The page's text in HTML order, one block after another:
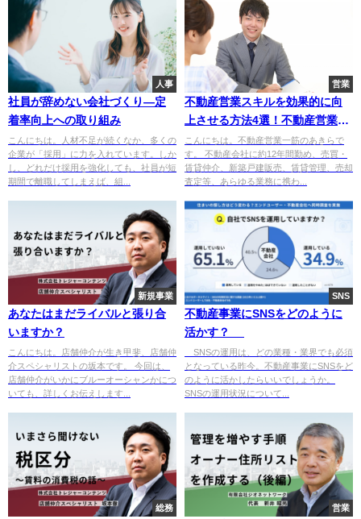
人事
社員が辞めない会社づくり—定
着率向上への取り組み
こんにちは。人材不足が続くなか、多くの
企業が「採用」に力を入れています。しか
し、どれだけ採用を強化しても、社員が短
期間で離職してしまえば、組...
営業
不動産営業スキルを効果的に向
上させる方法4選！不動産営業歴
12年の元営業マンが解説します
こんにちは。不動産営業一筋のあきらで
す。 不動産会社に約12年間勤め、売買・
賃貸仲介、新築戸建販売、賃貸管理、売却
査定等、あらゆる業務に携わ...
新規事業
あなたはまだライバルと張り合
いますか？
こんにちは。店舗仲介が生き甲斐、店舗仲
介スペシャリストの坂本です。 今回は、
店舗仲介がいかにブルーオーシャンかにつ
いても、詳しくお伝えします...
SNS
不動産事業にSNSをどのように
活かす？
SNSの運用は、どの業種・業界でも必須
となっている昨今。不動産事業にSNSをど
のように活かしたらいいでしょうか。
SNSの運用状況について...
総務 営業